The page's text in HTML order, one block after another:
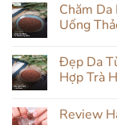
Chăm
Uống
bình
luận
ở
Mụn
Đẹp Da
Hợp Trà
bình
Review